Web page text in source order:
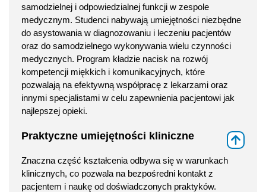
samodzielnej i odpowiedzialnej funkcji w zespole
medycznym. Studenci nabywają umiejętności niezbędne
do asystowania w diagnozowaniu i leczeniu pacjentów
oraz do samodzielnego wykonywania wielu czynności
medycznych. Program kładzie nacisk na rozwój
kompetencji miękkich i komunikacyjnych, które
pozwalają na efektywną współpracę z lekarzami oraz
innymi specjalistami w celu zapewnienia pacjentowi jak
najlepszej opieki.
Praktyczne umiejętności kliniczne
Znaczna część kształcenia odbywa się w warunkach
klinicznych, co pozwala na bezpośredni kontakt z
pacjentem i naukę od doświadczonych praktyków.